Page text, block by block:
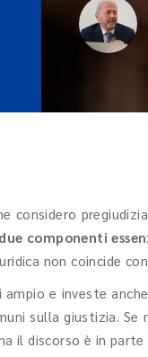
considero
due componenti
non coincide
e investe
sulla giustizia.
il discorso è in parte